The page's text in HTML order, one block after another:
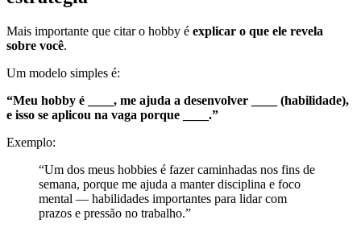
Mais importante que citar o hobby é explicar o que ele revela
sobre você.
Um modelo simples é:
“Meu hobby é ____, me ajuda a desenvolver ____ (habilidade),
e isso se aplicou na vaga porque ____.”
Exemplo:
“Um dos meus hobbies é fazer caminhadas nos fins de
semana, porque me ajuda a manter disciplina e foco
mental — habilidades importantes para lidar com
prazos e pressão no trabalho.”